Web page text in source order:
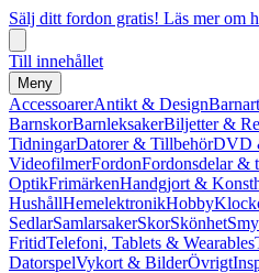
Sälj ditt fordon gratis! Läs mer om
Till innehållet
Meny
AccessoarerAntikt & Design
BarnskorBarnleksakerBiljetter &
TidningarDatorer & TillbehörDVD
VideofilmerFordonFordonsdelar &
OptikFrimärkenHandgjort &
HushållHemelektronikHobby
SedlarSamlarsakerSkorSkönhet
FritidTelefoni, Tablets & Wearables
DatorspelVykort & BilderÖvrigt